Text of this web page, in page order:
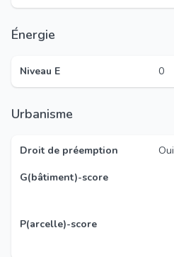
Énergie
Niveau E 0
Urbanisme
Droit de préemption
Oui
G(bâtiment)-score
P(arcelle)-score